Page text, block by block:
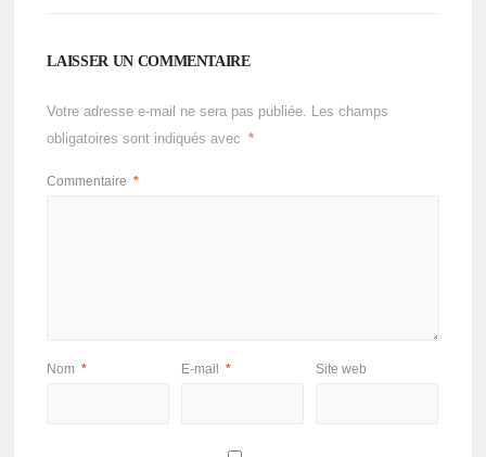
LAISSER UN COMMENTAIRE
Votre adresse e-mail ne sera pas publiée. Les champs
obligatoires sont indiqués avec
*
Commentaire *
Nom * E-mail * Site web